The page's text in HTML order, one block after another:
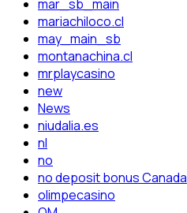
mar_sb_main
mariachiloco.cl
may_main_sb
montanachina.cl
mrplaycasino
new
News
niudalia.es
nl
no
no deposit bonus Canada
olimpecasino